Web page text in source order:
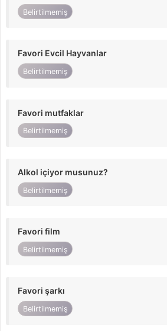
Belirtilmemiş
Favori Evcil Hayvanlar
Belirtilmemiş
Favori mutfaklar
Belirtilmemiş
Alkol içiyor musunuz?
Belirtilmemiş
Favori film
Belirtilmemiş
Favori şarkı
Belirtilmemiş